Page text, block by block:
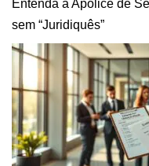
Entenda a Apólice de
sem “Juridiquês”